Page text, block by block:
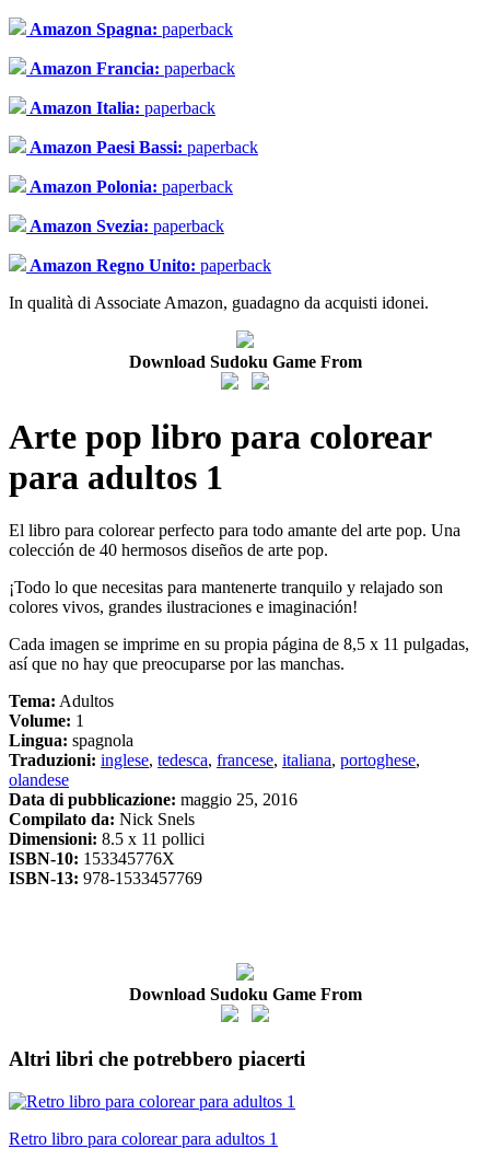
Amazon Spagna: paperback
Amazon Francia: paperback
Amazon Italia: paperback
Amazon Paesi Bassi: paperback
Amazon Polonia: paperback
Amazon Svezia: paperback
Amazon Regno Unito: paperback
In qualità di Associate Amazon, guadagno da acquisti idonei.
Download Sudoku Game From
Arte pop libro para colorear
para adultos 1
El libro para colorear perfecto para todo amante del arte pop. Una
colección de 40 hermosos diseños de arte pop.
¡Todo lo que necesitas para mantenerte tranquilo y relajado son
colores vivos, grandes ilustraciones e imaginación!
Cada imagen se imprime en su propia página de 8,5 x 11 pulgadas,
así que no hay que preocuparse por las manchas.
Tema: Adultos
Volume: 1
Lingua: spagnola
Traduzioni: inglese, tedesca, francese, italiana, portoghese,
olandese
Data di pubblicazione: maggio 25, 2016
Compilato da: Nick Snels
Dimensioni: 8.5 x 11 pollici
ISBN-10: 153345776X
ISBN-13: 978-1533457769
Download Sudoku Game From
Altri libri che potrebbero piacerti
Retro libro para colorear para adultos 1